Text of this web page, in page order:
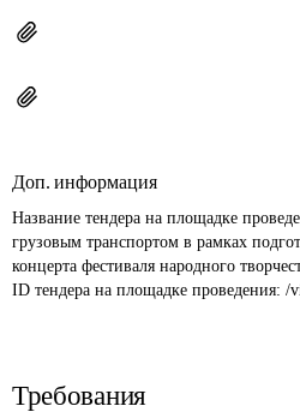
Доп. информация
Название тендера на площадке
грузовым транспортом в рамках
концерта фестиваля народного
ID тендера на площадке проведения: /
Требования